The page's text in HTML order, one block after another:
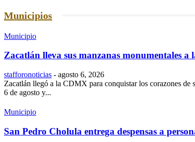
Municipios
Municipio
Zacatlán lleva sus manzanas monumentales a
stafforonoticias - agosto 6, 2026
Zacatlán llegó a la CDMX para conquistar los corazones de
6 de agosto y...
Municipio
San Pedro Cholula entrega despensas a